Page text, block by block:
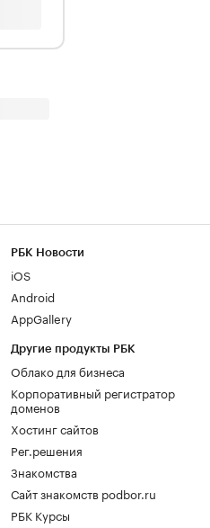
РБК Новости
iOS
Android
AppGallery
Другие продукты РБК
Облако для бизнеса
Корпоративный регистратор
доменов
Хостинг сайтов
Рег.решения
Знакомства
Сайт знакомств podbor.ru
РБК Курсы